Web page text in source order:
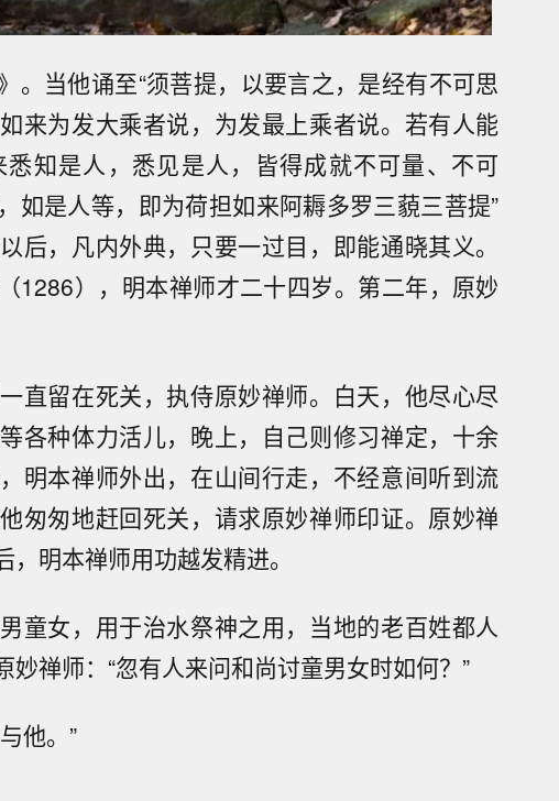
。当他诵至“须菩提，以要言之，是经有不可思
来为发大乘者说，为发最上乘者说。若有人能
知是人，悉见是人，皆得成就不可量、不可
如是人等，即为荷担如来阿耨多罗三藐三菩提”
后，凡内外典，只要一过目，即能通晓其义。
1286），明本禅师才二十四岁。第二年，原妙
直留在死关，执侍原妙禅师。白天，他尽心尽
各种体力活儿，晚上，自己则修习禅定，十余
明本禅师外出，在山间行走，不经意间听到流
匆匆地赶回死关，请求原妙禅师印证。原妙禅
明本禅师用功越发精进。
童女，用于治水祭神之用，当地的老百姓都人
禅师：“忽有人来问和尚讨童男女时如何？”
他。”